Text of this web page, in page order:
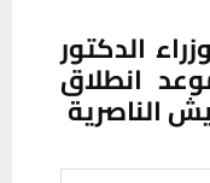
الدكتور
انطلاق
الناصرية